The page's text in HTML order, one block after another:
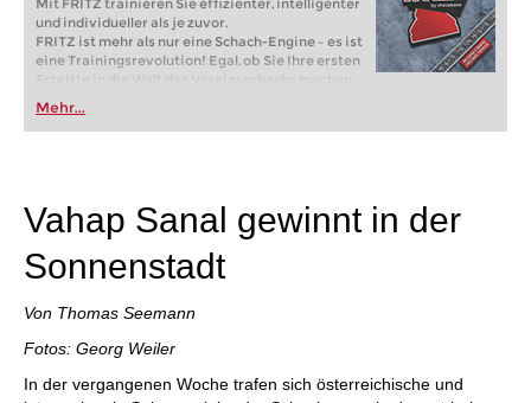
Mit FRITZ trainieren Sie effizienter, intelligenter
und individueller als je zuvor.
FRITZ ist mehr als nur eine Schach-Engine – es ist
eine Trainingsrevolution! Egal, ob Sie Ihre ersten
Schritte in die Welt des Vereinsschachs machen
oder bereits auf Turnierniveau spielen: Mit
FRITZ trainieren Sie effizienter, intelligenter und
individueller als je zuvor.
Mehr...
Vahap Sanal gewinnt in der
Sonnenstadt
Von Thomas Seemann
Fotos: Georg Weiler
In der vergangenen Woche trafen sich österreichische und